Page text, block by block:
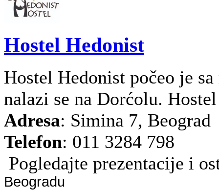
Hostel Hedonist
Hostel Hedonist počeo je
nalazi se na Dorćolu.
Adresa: Simina 7, Beograd
Telefon: 011 3284 798
Pogledajte prezentacije i
Beogradu